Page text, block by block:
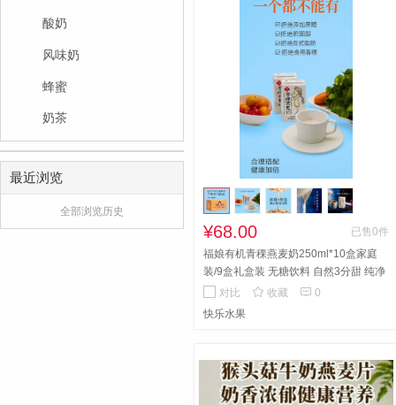
酸奶
风味奶
蜂蜜
奶茶
最近浏览
全部浏览历史
¥68.00
已售0件
福娘有机青稞燕麦奶250ml*10盒家庭
装/9盒礼盒装 无糖饮料 自然3分甜 纯净
素食嘎嘎好吃
对比  收藏  0
快乐水果